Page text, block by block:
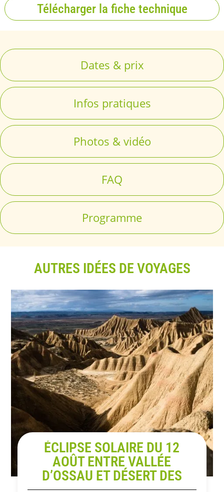
Télécharger la fiche technique
Programme
Dates & prix
Infos pratiques
Photos & vidéo
FAQ
AUTRES IDÉES DE VOYAGES
ÉCLIPSE SOLAIRE DU 12
AOÛT ENTRE VALLÉE
D’OSSAU ET DÉSERT DES